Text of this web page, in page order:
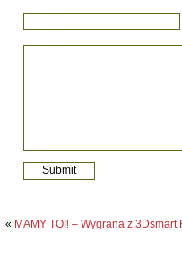
« MAMY TO‼️ – Wygrana z